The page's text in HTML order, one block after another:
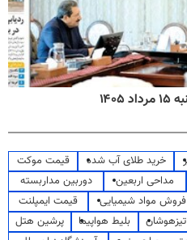
خرید طلای آب شده
قیمت موکت
مداحی اربعین
دوربین مداربسته
فروش مواد شیمیایی
قیمت ایمپلنت
بلیط هواپیما
پرشین هتل